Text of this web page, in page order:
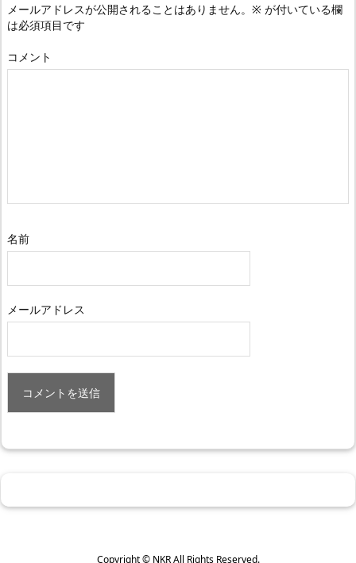
メールアドレスが公開されることはありません。 ※ が付いている欄
は必須項目です
コメント
名前
メールアドレス
Copyright © NKRAll Rights Reserved.